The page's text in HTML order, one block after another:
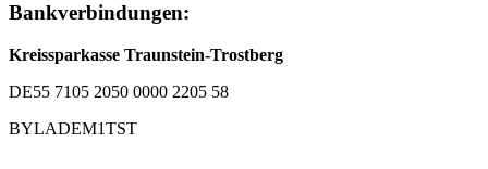
Bankverbindungen:
Kreissparkasse Traunstein-Trostberg
DE55 7105 2050 0000 2205 58
BYLADEM1TST